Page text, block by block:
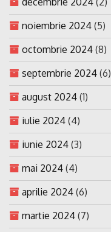
noiembrie 2024 (5)
octombrie 2024 (8)
septembrie 2024 (6)
august 2024 (1)
iulie 2024 (4)
iunie 2024 (3)
mai 2024 (4)
aprilie 2024 (6)
martie 2024 (7)